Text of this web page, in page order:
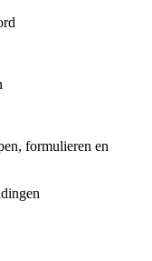
formulieren en